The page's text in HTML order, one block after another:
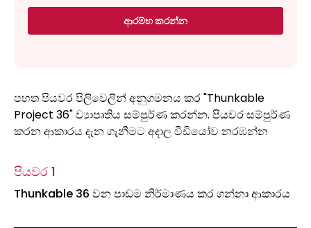
ආරම්භ කරන්න
පහත පියවර පිලිවෙලින් අනුගමනය කර "Thunkable
Project 36" ව්‍යාපෘතිය සම්පුර්ණ කරන්න. පියවර සම්පුර්ණ
කරන ආකාරය දැන ගැනීමට අදාල වීඩියෝව නරඹන්න
පියවර 1
Thunkable 36 වන පාඩම නිර්මාණය කර ගන්නා ආකාරය